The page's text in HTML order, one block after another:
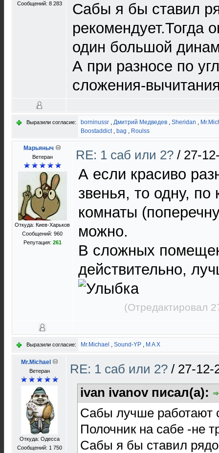
Сообщений: 8 283
Сабы я бы ставил
рекомендует.Тогда
один большой
А при разносе по
сложения-
Выразили согласие: borninussr , Дмитрий Медведев , Sheridan ,
Boostaddict, bag , Roulss
Марьяныч
Ветеран
Откуда: Киев-Харьков
Сообщений: 960
Репутация: 261
RE: 1 саб или 2? / 27-
А если красиво
звенья, то одну,
комнаты
можно.
В сложных
действительно,
(Отредактировал
Выразили согласие: Mr.Michael , Sound-YP , M A X
Mr.Michael
Ветеран
Откуда: Одесса
Сообщений: 1 750
RE: 1 саб или 2? / 27-12-
ivan ivanov писал(а):
Cабы лучше работают
Полочник на сабе -не
Сабы я бы ставил